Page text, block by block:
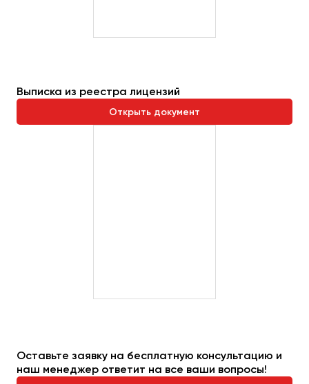
Выписка из реестра лицензий
Открыть документ
Оставьте заявку на бесплатную консультацию и
наш менеджер ответит на все ваши вопросы!